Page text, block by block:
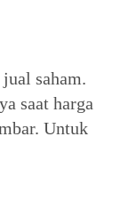
saham.
saat harga
Untuk